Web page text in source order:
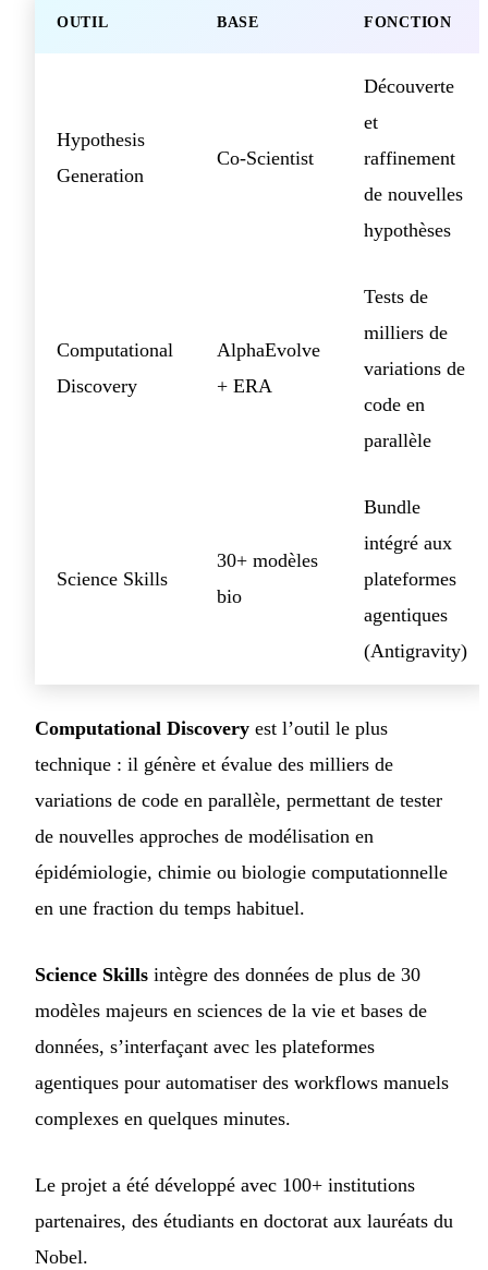
OUTIL BASE FONCTION
Hypothesis
Generation
Co-Scientist
Découverte
et
raffinement
de nouvelles
hypothèses
Computational
Discovery
AlphaEvolve
+ ERA
Tests de
milliers de
variations de
code en
parallèle
Science Skills
30+ modèles
bio
Bundle
intégré aux
plateformes
agentiques
(Antigravity)
Computational Discovery est l’outil le plus
technique : il génère et évalue des milliers de
variations de code en parallèle, permettant de tester
de nouvelles approches de modélisation en
épidémiologie, chimie ou biologie computationnelle
en une fraction du temps habituel.
Science Skills intègre des données de plus de 30
modèles majeurs en sciences de la vie et bases de
données, s’interfaçant avec les plateformes
agentiques pour automatiser des workflows manuels
complexes en quelques minutes.
Le projet a été développé avec 100+ institutions
partenaires, des étudiants en doctorat aux lauréats du
Nobel.